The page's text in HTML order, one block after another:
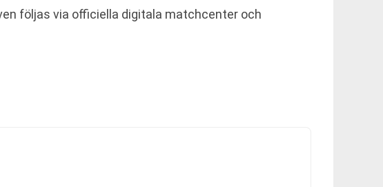
följas via officiella digitala matchcenter och